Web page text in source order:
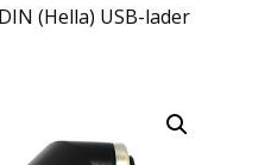
(Hella) USB-lader